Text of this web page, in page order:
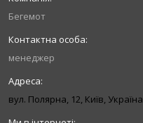
Бегемот
менеджер
вул. Полярна, 12, Київ, Україна